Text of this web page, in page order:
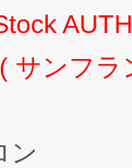
サンフ
ン